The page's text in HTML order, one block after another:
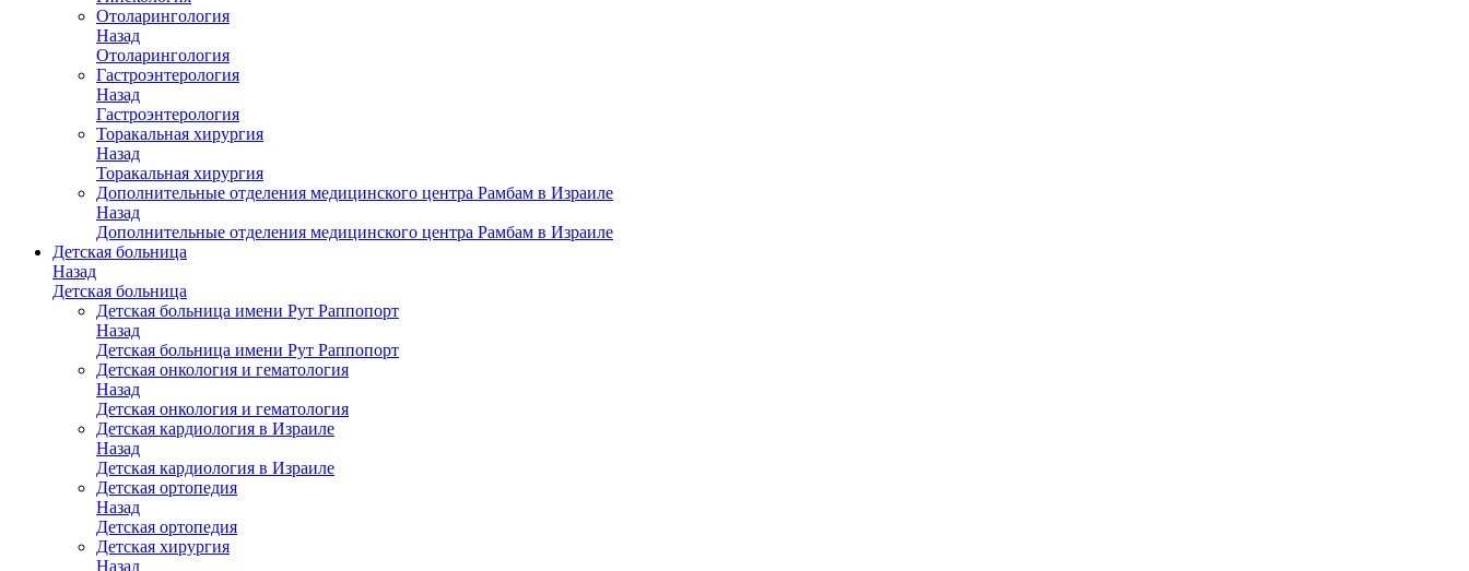
Отоларингология
Назад
Отоларингология
Гастроэнтерология
Назад
Гастроэнтерология
Торакальная хирургия
Назад
Торакальная хирургия
Дополнительные отделения медицинского центра Рамбам в Израиле
Назад
Дополнительные отделения медицинского центра Рамбам в Израиле
Детская больница
Назад
Детская больница
Детская больница имени Рут Раппопорт
Назад
Детская больница имени Рут Раппопорт
Детская онкология и гематология
Назад
Детская онкология и гематология
Детская кардиология в Израиле
Назад
Детская кардиология в Израиле
Детская ортопедия
Назад
Детская ортопедия
Детская хирургия
Назад